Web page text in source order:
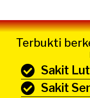
Terbukti
Sakit
Sakit